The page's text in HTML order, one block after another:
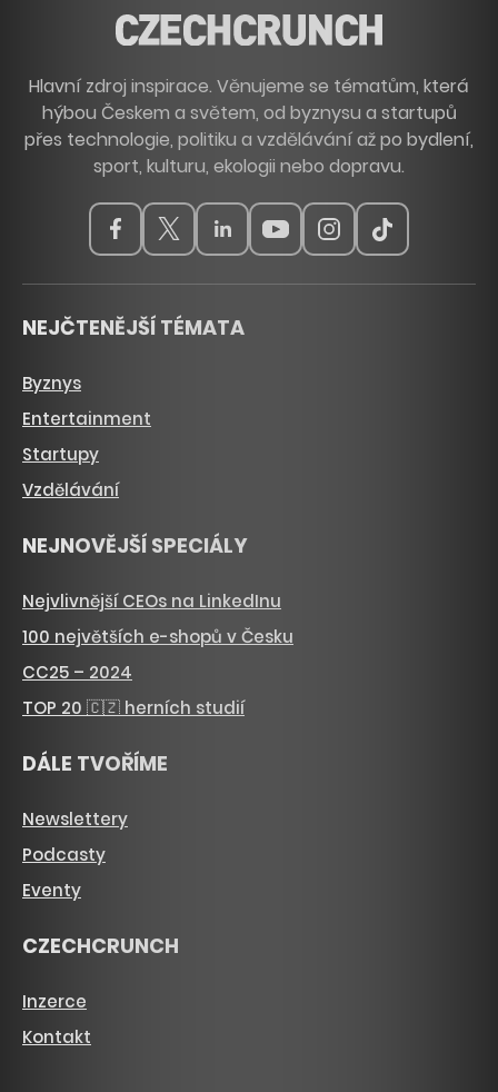
Hlavní zdroj inspirace. Věnujeme se tématům, která
hýbou Českem a světem, od byznysu a startupů
přes technologie, politiku a vzdělávání až po bydlení,
sport, kulturu, ekologii nebo dopravu.
NEJČTENĚJŠÍ TÉMATA
Byznys
Entertainment
Startupy
Vzdělávání
NEJNOVĚJŠÍ SPECIÁLY
Nejvlivnější CEOs na LinkedInu
100 největších e-shopů v Česku
CC25 – 2024
TOP 20 🇨🇿 herních studií
DÁLE TVOŘÍME
Newslettery
Podcasty
Eventy
CZECHCRUNCH
Inzerce
Kontakt